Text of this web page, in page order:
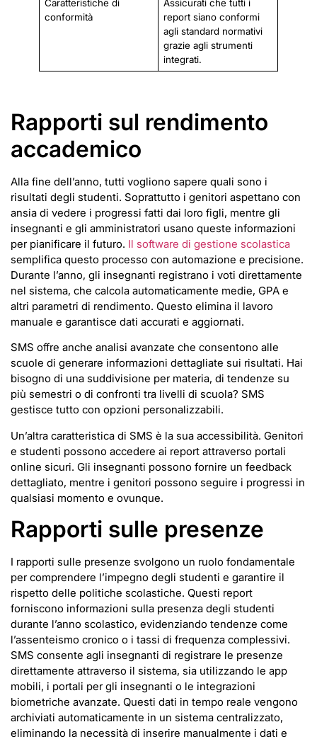
Caratteristiche di
conformità
Assicurati che tutti i
report siano conformi
agli standard normativi
grazie agli strumenti
integrati.
Rapporti sul rendimento
accademico
Alla fine dell’anno, tutti vogliono sapere quali sono i
risultati degli studenti. Soprattutto i genitori aspettano con
ansia di vedere i progressi fatti dai loro figli, mentre gli
insegnanti e gli amministratori usano queste informazioni
per pianificare il futuro. Il software di gestione scolastica
semplifica questo processo con automazione e precisione.
Durante l’anno, gli insegnanti registrano i voti direttamente
nel sistema, che calcola automaticamente medie, GPA e
altri parametri di rendimento. Questo elimina il lavoro
manuale e garantisce dati accurati e aggiornati.
SMS offre anche analisi avanzate che consentono alle
scuole di generare informazioni dettagliate sui risultati. Hai
bisogno di una suddivisione per materia, di tendenze su
più semestri o di confronti tra livelli di scuola? SMS
gestisce tutto con opzioni personalizzabili.
Un’altra caratteristica di SMS è la sua accessibilità. Genitori
e studenti possono accedere ai report attraverso portali
online sicuri. Gli insegnanti possono fornire un feedback
dettagliato, mentre i genitori possono seguire i progressi in
qualsiasi momento e ovunque.
Rapporti sulle presenze
I rapporti sulle presenze svolgono un ruolo fondamentale
per comprendere l’impegno degli studenti e garantire il
rispetto delle politiche scolastiche. Questi report
forniscono informazioni sulla presenza degli studenti
durante l’anno scolastico, evidenziando tendenze come
l’assenteismo cronico o i tassi di frequenza complessivi.
SMS consente agli insegnanti di registrare le presenze
direttamente attraverso il sistema, sia utilizzando le app
mobili, i portali per gli insegnanti o le integrazioni
biometriche avanzate. Questi dati in tempo reale vengono
archiviati automaticamente in un sistema centralizzato,
eliminando la necessità di inserire manualmente i dati e